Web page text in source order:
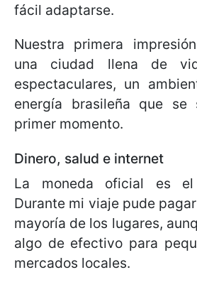
fácil adaptarse.
Nuestra primera
una ciudad llena de
espectaculares, un
energía brasileña que se
primer momento.
Dinero, salud e internet
La moneda oficial es el
Durante mi viaje pude
mayoría de los lugares,
algo de efectivo para
mercados locales.